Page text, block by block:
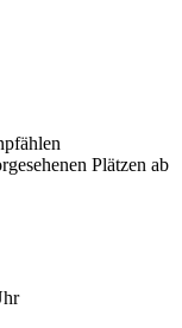
Plätzen ab